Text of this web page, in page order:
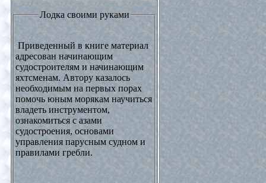
Лодка своими руками
Приведенный в книге материал
адресован начинающим
судостроителям и начинающим
яхтсменам. Автору казалось
необходимым на первых порах
помочь юным морякам научиться
владеть инструментом,
ознакомиться с азами
судостроения, основами
управления парусным судном и
правилами гребли.